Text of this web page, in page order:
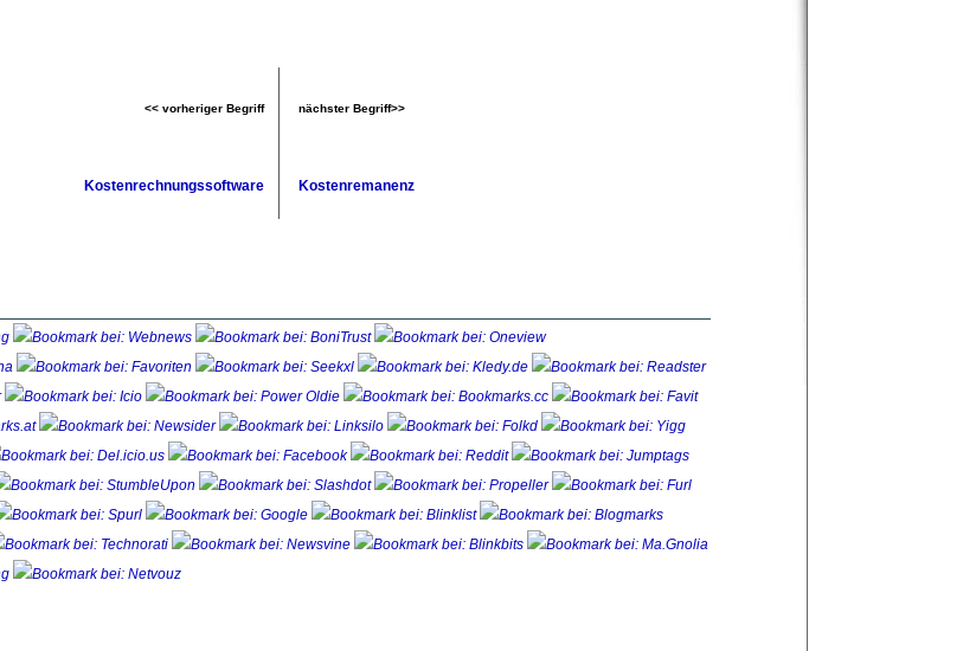
<< vorheriger Begriff nächster Begriff>>
Kostenrechnungssoftware Kostenremanenz